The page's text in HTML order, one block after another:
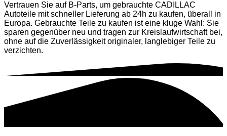
Vertrauen Sie auf B-Parts, um gebrauchte CADILLAC
Autoteile mit schneller Lieferung ab 24h zu kaufen, überall in
Europa. Gebrauchte Teile zu kaufen ist eine kluge Wahl: Sie
sparen gegenüber neu und tragen zur Kreislaufwirtschaft bei,
ohne auf die Zuverlässigkeit originaler, langlebiger Teile zu
verzichten.